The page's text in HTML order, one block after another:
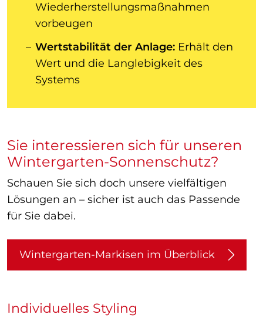
Wiederherstellungsmaßnahmen
vorbeugen
Wertstabilität der Anlage: Erhält den
Wert und die Langlebigkeit des
Systems
Sie interessieren sich für unseren
Wintergarten-Sonnenschutz?
Schauen Sie sich doch unsere vielfältigen
Lösungen an – sicher ist auch das Passende
für Sie dabei.
Wintergarten-Markisen im Überblick
Individuelles Styling